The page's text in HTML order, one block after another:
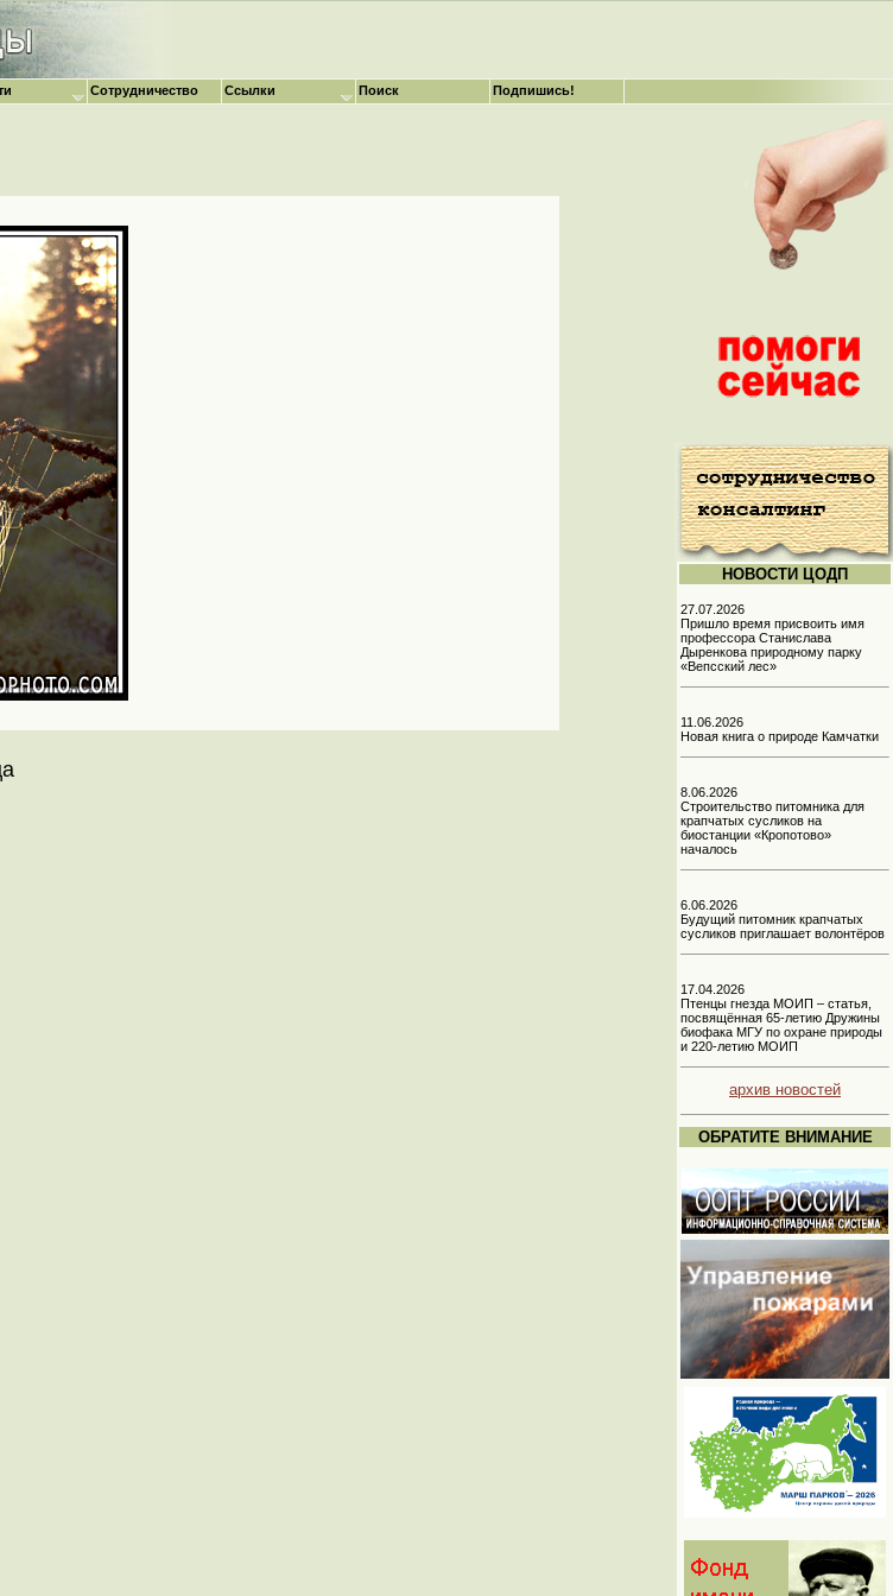
НОВОСТИ ЦОДП
27.07.2026
Пришло время присвоить имя
профессора Станислава
Дыренкова природному парку
«Вепсский лес»
11.06.2026
Новая книга о природе Камчатки
8.06.2026
Строительство питомника для
крапчатых сусликов на
биостанции «Кропотово»
началось
6.06.2026
Будущий питомник крапчатых
сусликов приглашает волонтёров
17.04.2026
Птенцы гнезда МОИП – статья,
посвящённая 65-летию Дружины
биофака МГУ по охране природы
и 220-летию МОИП
архив новостей
ОБРАТИТЕ ВНИМАНИЕ
Сотрудничество Ссылки Поиск Подпишись!